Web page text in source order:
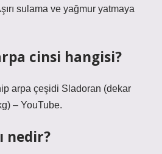
sulama ve yağmur yatmaya
cinsi hangisi?
arpa çeşidi Sladoran (dekar
– YouTube.
nedir?